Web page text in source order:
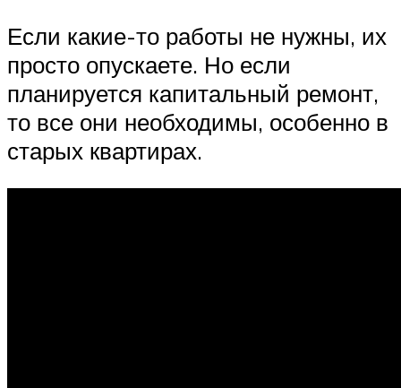
Если какие-то работы не нужны, их
просто опускаете. Но если
планируется капитальный ремонт,
то все они необходимы, особенно в
старых квартирах.